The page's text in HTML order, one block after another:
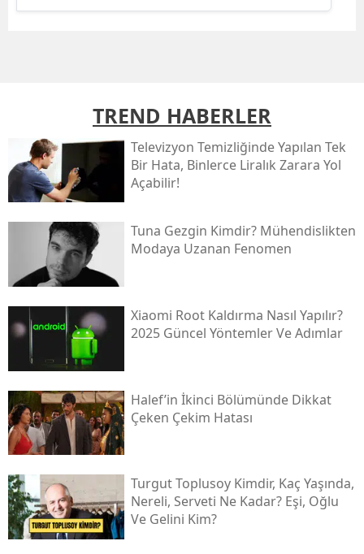
TREND HABERLER
Televizyon Temizliğinde Yapılan Tek
Bir Hata, Binlerce Liralık Zarara Yol
Açabilir!
Tuna Gezgin Kimdir? Mühendislikten
Modaya Uzanan Fenomen
Xiaomi Root Kaldırma Nasıl Yapılır?
2025 Güncel Yöntemler Ve Adımlar
Halef’in İkinci Bölümünde Dikkat
Çeken Çekim Hatası
Turgut Toplusoy Kimdir, Kaç Yaşında,
Nereli, Serveti Ne Kadar? Eşi, Oğlu
Ve Gelini Kim?